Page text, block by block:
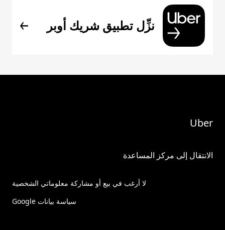
نزِّل تطبيق شريك أوبر
Uber
الانتقال إلى مركز المساعدة
لا أرغب في بيع أو مشاركة معلوماتي الشخصية
سياسة بيانات Google